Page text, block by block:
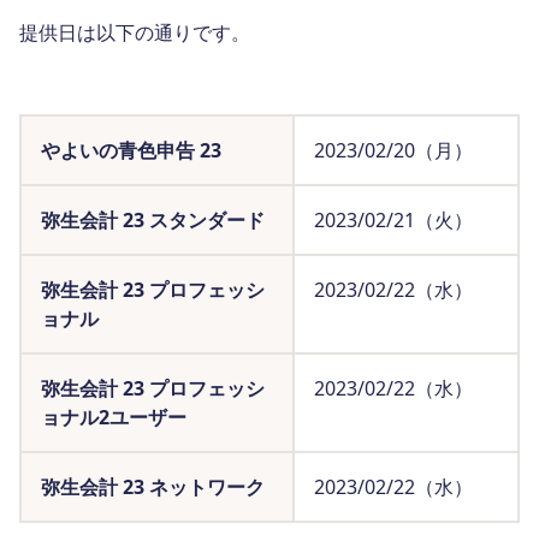
提供日は以下の通りです。
やよいの青色申告 23 2023/02/20（月）
弥生会計 23 スタンダード 2023/02/21（火）
弥生会計 23 プロフェッシ
ョナル
2023/02/22（水）
弥生会計 23 プロフェッシ
ョナル2ユーザー
2023/02/22（水）
弥生会計 23 ネットワーク 2023/02/22（水）